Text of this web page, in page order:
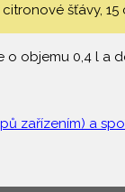
šťávy, 15
o objemu 0,4 l a
zařízením) a